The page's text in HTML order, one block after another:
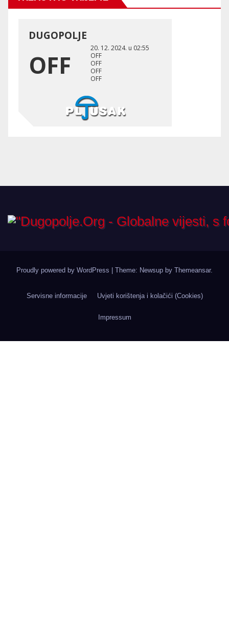
Proudly powered by WordPress | Theme: Newsup by Themeansar.
Servisne informacije Uvjeti korištenja i kolačići (Cookies)
Impressum